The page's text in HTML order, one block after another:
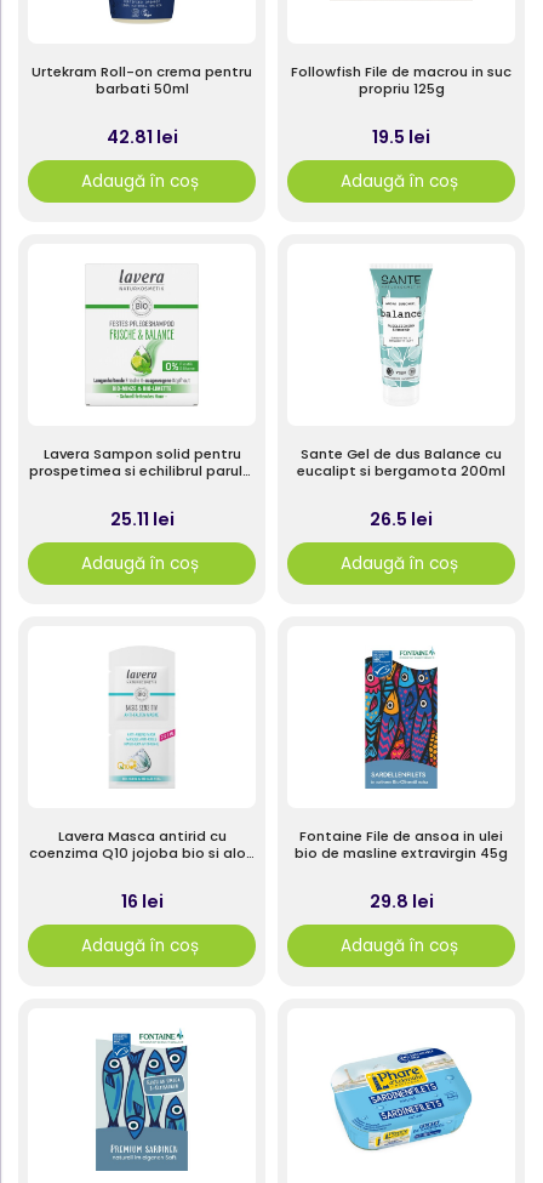
Urtekram Roll-on crema pentru
barbati 50ml
42.81 lei
Adaugă în coș
Followfish File de macrou in suc
propriu 125g
19.5 lei
Adaugă în coș
Lavera Sampon solid pentru
prospetimea si echilibrul parului
25.11 lei
Adaugă în coș
Sante Gel de dus Balance cu
eucalipt si bergamota 200ml
26.5 lei
Adaugă în coș
Lavera Masca antirid cu
coenzima Q10 jojoba bio si aloe
16 lei
Adaugă în coș
Fontaine File de ansoa in ulei
bio de masline extravirgin 45g
29.8 lei
Adaugă în coș